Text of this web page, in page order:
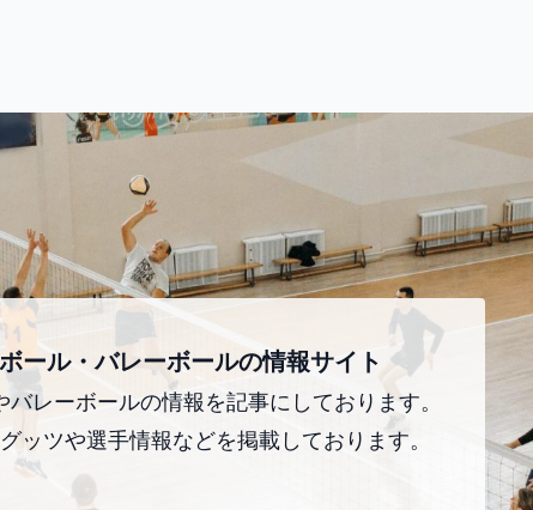
ール・バレーボールの情報サイト
レーボールの情報を記事にしております。
ッツや選手情報などを掲載しております。